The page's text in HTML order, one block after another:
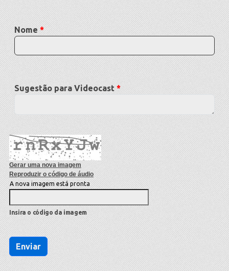
Nome
Sugestão para Videocast
Gerar uma nova imagem
Reproduzir o código de áudio
A nova imagem está pronta
Insira o código da imagem